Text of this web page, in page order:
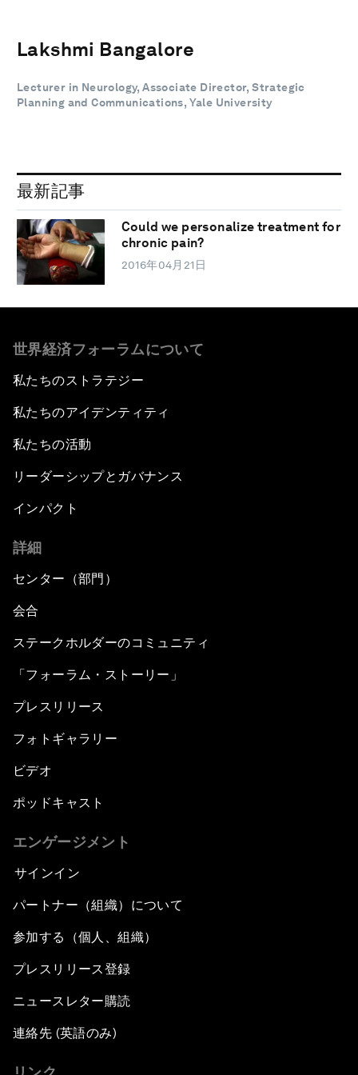
Lakshmi Bangalore
Lecturer in Neurology, Associate Director, Strategic
Planning and Communications, Yale University
最新記事
Could we personalize treatment for
chronic pain?
2016年04月21日
世界経済フォーラムについて
私たちのストラテジー
私たちのアイデンティティ
私たちの活動
リーダーシップとガバナンス
インパクト
詳細
センター（部門）
会合
ステークホルダーのコミュニティ
「フォーラム・ストーリー」
プレスリリース
フォトギャラリー
ビデオ
ポッドキャスト
エンゲージメント
サインイン
パートナー（組織）について
参加する（個人、組織）
プレスリリース登録
ニュースレター購読
連絡先 (英語のみ)